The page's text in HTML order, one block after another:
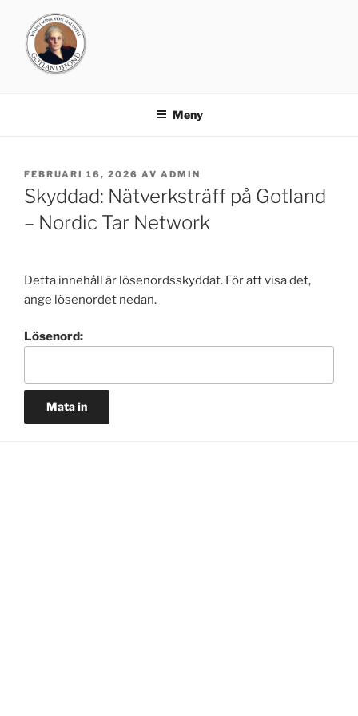
innehåll
Meny
PUBLICERAT
FEBRUARI 16, 2026 AV ADMIN
Skyddad: Nätverksträff på Gotland
– Nordic Tar Network
Detta innehåll är lösenordsskyddat. För att visa det,
ange lösenordet nedan.
Lösenord: